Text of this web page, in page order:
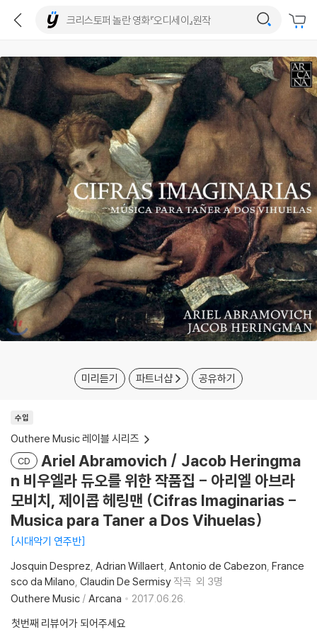
미리듣기 파트너샵 공유하기
수입
Outhere Music 레이블 시리즈
CD
Ariel Abramovich / Jacob Heringma
n 비우엘라 듀오를 위한 작품집 - 아리엘 아브라
모비치, 제이콥 헤링맨 (Cifras Imaginarias -
Musica para Taner a Dos Vihuelas)
시대악기 연주반
Josquin Desprez Adrian Willaert Antonio de Cabezon France
sco da Milano Claudin De Sermisy 작곡 외 3명
Outhere Music / Arcana
2017.06.26.
첫번째 리뷰어가 되어주세요